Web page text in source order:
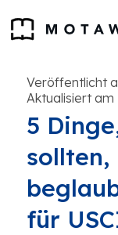
Veröffentlicht
Aktualisiert am
5
sollten,
für